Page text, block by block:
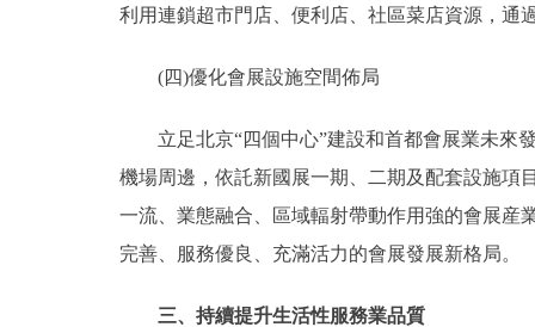
利用連鎖超市門店、便利店、社區菜店資源，通
(四)優化會展設施空間佈局
立足北京“四個中心”建設和首都會展業未來發
機場周邊，依託新國展一期、二期及配套設施項
一流、業態融合、區域輻射帶動作用強的會展産
完善、服務優良、充滿活力的會展發展新格局。
三、持續提升生活性服務業品質